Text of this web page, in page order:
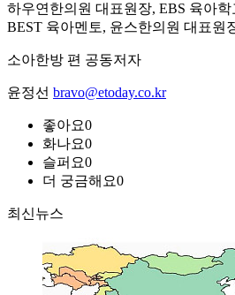
하우연한의원 대표원장, EBS 육아
BEST 육아멘토, 윤스한의원 대표원
소아한방 편 공동저자
윤정선 bravo@etoday.co.kr
좋아요0
화나요0
슬퍼요0
더 궁금해요0
최신뉴스